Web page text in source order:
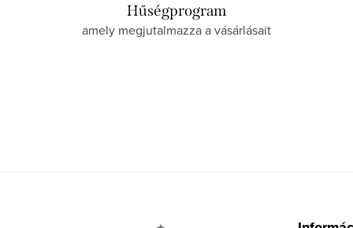
Hűségprogram
amely megjutalmazza a vásárlásait